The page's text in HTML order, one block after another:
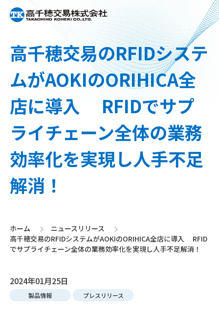
高千穂交易のRFIDシステ
ムがAOKIのORIHICA全
店に導入 RFIDでサプ
ライチェーン全体の業務
効率化を実現し人手不足
解消！
ホーム >
ニュースリリース
高千穂交易のRFIDシステムがAOKIのORIHICA全店に導入 RFID
でサプライチェーン全体の業務効率化を実現し人手不足解消！
2024年01月25日
製品情報 プレスリリース